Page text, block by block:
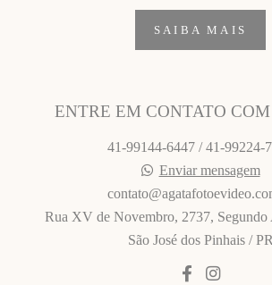
SAIBA MAIS
ENTRE EM CONTATO
41-99144-6447 / 41-99224-
Enviar mensagem
Rua XV de Novembro, 2737, Segundo
São José dos Pinhais / PR